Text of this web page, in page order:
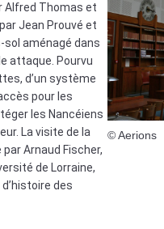
Alfred Thomas et
Jean Prouvé et
sol aménagé dans
attaque. Pourvu
d’un système
pour les
les Nancéiens
La visite de la
Arnaud Fischer,
de Lorraine,
des
© Aerions